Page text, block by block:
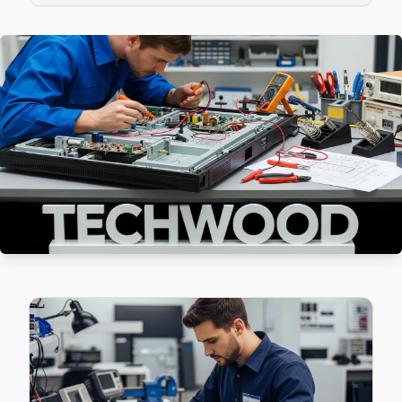
Cevizlik sakinlerine özel: Techwood TV tamirinde parça
Bakırköy TV Servis Merkezi →
Florya Techwood Servis
Techwood marka TV'niz Florya'de çalışmıyorsa teknik
Bakırköy TV Servis Merkezi →
Kartaltepe Techwood Servis
Bakırköy'nın Kartaltepe bölgesindeki Techwood
Kartaltepe Techwood Anakart Tamiri →
Osmaniye Techwood Servis
Techwood Servis Merkezi →
Sakızağacı Techwood Servis
Sakızağacı'de Techwood TV ekran değişimi gerekebilir